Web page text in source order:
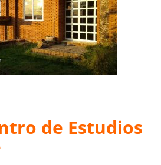
de Estudios